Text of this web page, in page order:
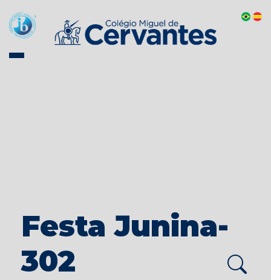
Festa Junina-
302